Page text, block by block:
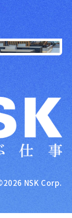
NSK Corp.